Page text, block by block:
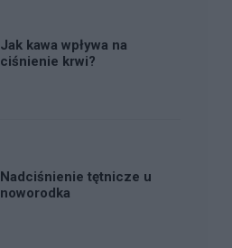
Jak kawa wpływa na
ciśnienie krwi?
Nadciśnienie tętnicze u
noworodka